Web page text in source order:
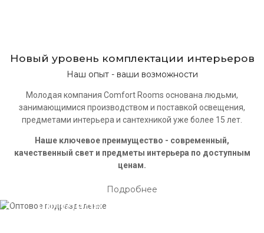
Новый уровень комплектации интерьеров
Наш опыт - ваши возможности
Молодая компания Comfort Rooms основана людьми,
занимающимися производством и поставкой освещения,
предметами интерьера и сантехникой уже более 15 лет.
Наше ключевое преимущество - современный,
качественный свет и предметы интерьера по доступным
ценам.
Подробнее
Оптовое подразделение